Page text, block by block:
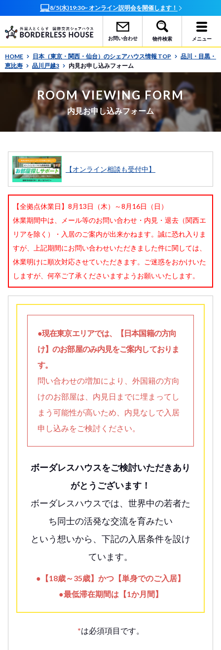
8/5(水)19:30~ オンライン説明会を開催します！
お問い合わせ 物件検索 メニュー
HOME 日本（東京・関西・仙台）のシェアハウス情報 TOP
品川・目黒・
恵比寿
品川戸越3 内見お申し込みフォーム
ROOM VIEWING FORM
内見お申し込みフォーム
【オンライン相談も受付中】
【全拠点休業日】8月13日（木）～8月16日（日）
休業期間中は、メール等のお問い合わせ・内見・退去（関西エ
リアを除く）・入居のご案内が出来かねます。誠に恐れ入りま
すが、上記期間にお問い合わせいただきました件に関しては、
休業明けに順次対応させていただきます。ご迷惑をおかけいた
しますが、何卒ご了承くださいますようお願いいたします。
●現在東京エリアでは、【日本国籍の方向
け】のお部屋のみ内見をご案内しておりま
す。
問い合わせの増加により、外国籍の方向
けのお部屋は、内見日までに埋まってし
まう可能性が高いため、内見なしで入居
申し込みをご検討ください。
ボーダレスハウスをご検討いただきあり
がとうございます！
ボーダレスハウスでは、世界中の若者た
ち同士の活発な交流を育みたい
という想いから、下記の入居条件を設け
ています。
●【18歳～35歳】かつ【単身でのご入居】
●最低滞在期間は【1か月間】
*は必須項目です。